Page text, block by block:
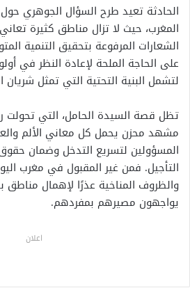
الحادثة تعيد طرح السؤال الجوهري
المغرب، حيث لا تزال مناطق كثيرة
الشعارات المرفوعة بتحقيق التنمية
على الحاجة الملحة لإعادة النظر في
لتشمل البنية التحتية التي تمثل
تظل قصة السيدة الحامل، التي تحولت
مشهد محزن يحمل كل معاني الألم
المسؤولين لتسريع التدخل وضمان
التأجيل. فمن غير المقبول في مغرب
والظروف المناخية عذرًا لإهمال مناطق
يواجهون مصيرهم بمفردهم.
اعلان